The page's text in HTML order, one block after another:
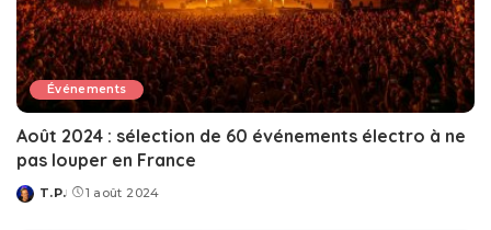
Événements
Août 2024 : sélection de 60 événements électro à ne
pas louper en France
Posted
T.P. 1 août 2024